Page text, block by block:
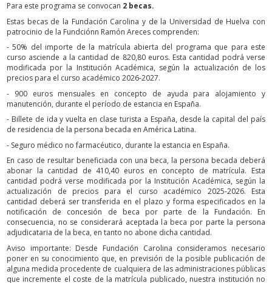
Para este programa se convocan 2 becas.
Estas becas de la Fundación Carolina y de la Universidad de Huelva con
patrocinio de la Fundciónn Ramón Areces comprenden:
- 50% del importe de la matrícula abierta del programa que para este
curso asciende a la cantidad de 820,80 euros. Esta cantidad podrá verse
modificada por la Institución Académica, según la actualización de los
precios para el curso académico 2026-2027.
- 900 euros mensuales en concepto de ayuda para alojamiento y
manutención, durante el período de estancia en España.
- Billete de ida y vuelta en clase turista a España, desde la capital del país
de residencia de la persona becada en América Latina.
- Seguro médico no farmacéutico, durante la estancia en España.
En caso de resultar beneficiada con una beca, la persona becada deberá
abonar la cantidad de 410,40 euros en concepto de matrícula. Esta
cantidad podrá verse modificada por la Institución Académica, según la
actualización de precios para el curso académico 2025-2026. Esta
cantidad deberá ser transferida en el plazo y forma especificados en la
notificación de concesión de beca por parte de la Fundación. En
consecuencia, no se considerará aceptada la beca por parte la persona
adjudicataria de la beca, en tanto no abone dicha cantidad.
Aviso importante: Desde Fundación Carolina consideramos necesario
poner en su conocimiento que, en previsión de la posible publicación de
alguna medida procedente de cualquiera de las administraciones públicas
que incremente el coste de la matrícula publicado, nuestra institución no